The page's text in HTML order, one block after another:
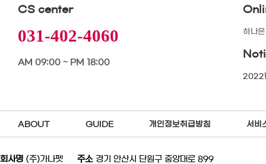
CS center
031-402-4060
AM 09:00 ~ PM 18:00
하나
2022
ABOUT GUIDE 개인정보취급방침 서비
회사명 (주)가나펫 주소 경기 안산시 단원구 중앙대로 899